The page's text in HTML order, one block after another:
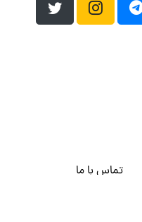
تماس با ما